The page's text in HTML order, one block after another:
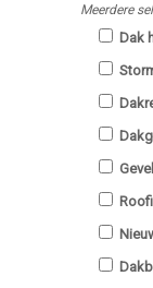
Meerdere
Dak